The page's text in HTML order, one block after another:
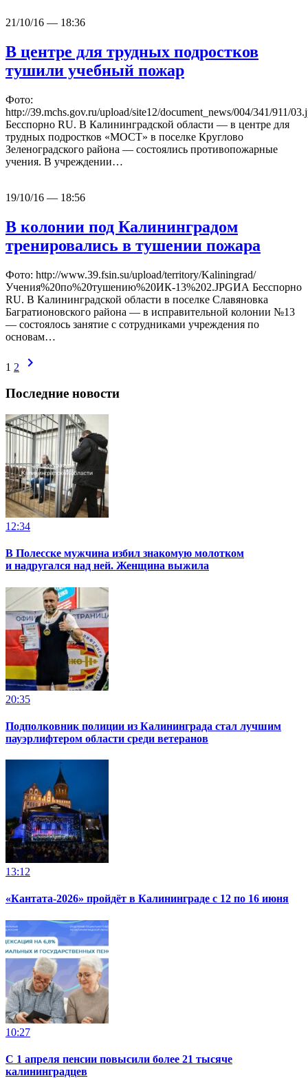
21/10/16 — 18:36
В центре для трудных подростков
тушили учебный пожар
Фото:
http://39.mchs.gov.ru/upload/site12/document_news/004/341/911/
Бесспорно RU. В Калининградской области — в центре для
трудных подростков «МОСТ» в поселке Круглово
Зеленоградского района — состоялись противопожарные
учения. В учреждении…
19/10/16 — 18:56
В колонии под Калининградом
тренировались в тушении пожара
Фото: http://www.39.fsin.su/upload/territory/Kaliningrad/
Учения%20по%20тушению%20ИК-13%202.JPGИА Бесспорно
RU. В Калининградской области в поселке Славяновка
Багратионовского района — в исправительной колонии №13
— состоялось занятие с сотрудниками учреждения по
основам…
1 2 chevron_right
Последние новости
12:34
В Полесске мужчина избил знакомую молотком
и надругался над ней. Женщина выжила
20:35
Подполковник полиции из Калининграда стал лучшим
пауэрлифтером области среди ветеранов
13:12
«Кантата-2026» пройдёт в Калининграде с 12 по 16 июня
10:27
С 1 апреля пенсии повысили более 21 тысяче
калининградцев